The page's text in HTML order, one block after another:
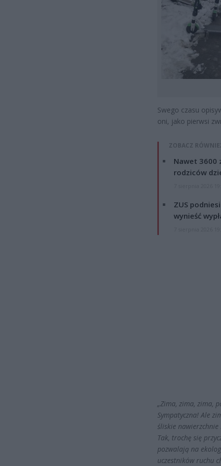
Swego czasu
oni, jako pierwsi
ZOBACZ
Nawet 3600
rodziców
ZUS
wynieść
„Zima, zima, zima,
Sympatyczna! Ale
śliskie
Tak, trochę się
pozwalają na
uczestników ruchu